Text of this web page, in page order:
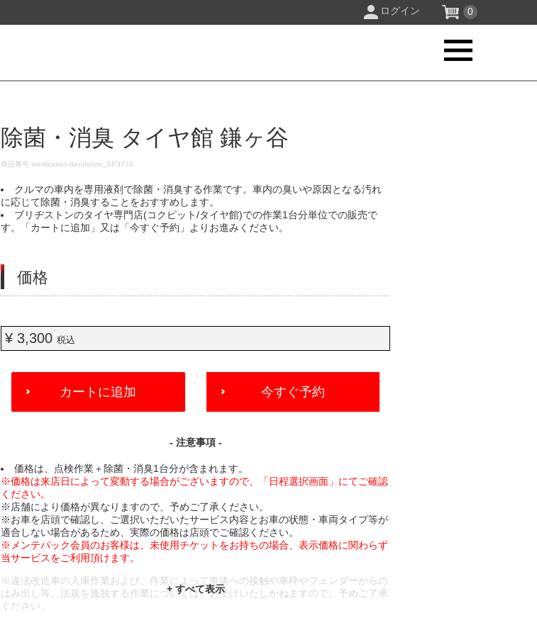
ログイン 0
除菌・消臭 タイヤ館 鎌ヶ谷
DETAILS
商品番号 sterilization-deodorize_SP3724
クルマの車内を専用液剤で除菌・消臭する作業です。車内の臭いや原因となる汚れ
に応じて除菌・消臭することをおすすめします。
ブリヂストンのタイヤ専門店(コクピット/タイヤ館)での作業1台分単位での販売で
す。「カートに追加」又は「今すぐ予約」よりお進みください。
価格
¥ 3,300税込
ADD
CART
カートに追加 今すぐ予約
- 注意事項 -
価格は、点検作業＋除菌・消臭1台分が含まれます。
※価格は来店日によって変動する場合がございますので、「日程選択画面」にてご確認
ください。
※店舗により価格が異なりますので、予めご了承ください。
※お車を店頭で確認し、ご選択いただいたサービス内容とお車の状態・車両タイプ等が
適合しない場合があるため、実際の価格は店頭でご確認ください。
※メンテパック会員のお客様は、未使用チケットをお持ちの場合、表示価格に関わらず
当サービスをご利用頂けます。
※違法改造車の入庫作業および、作業によって車体への接触や車枠やフェンダーからの
はみ出し等、法規を逸脱する作業については、お受けいたしかねますので、予めご了承
ください。